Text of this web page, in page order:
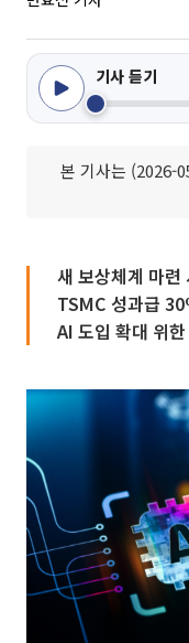
기사 듣기
본 기사는 (2026-
새 보상체계 마련
TSMC 성과급
AI 도입 확대 위